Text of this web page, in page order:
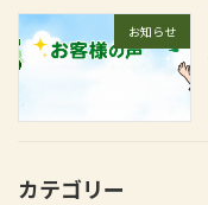
お知らせ
カテゴリー